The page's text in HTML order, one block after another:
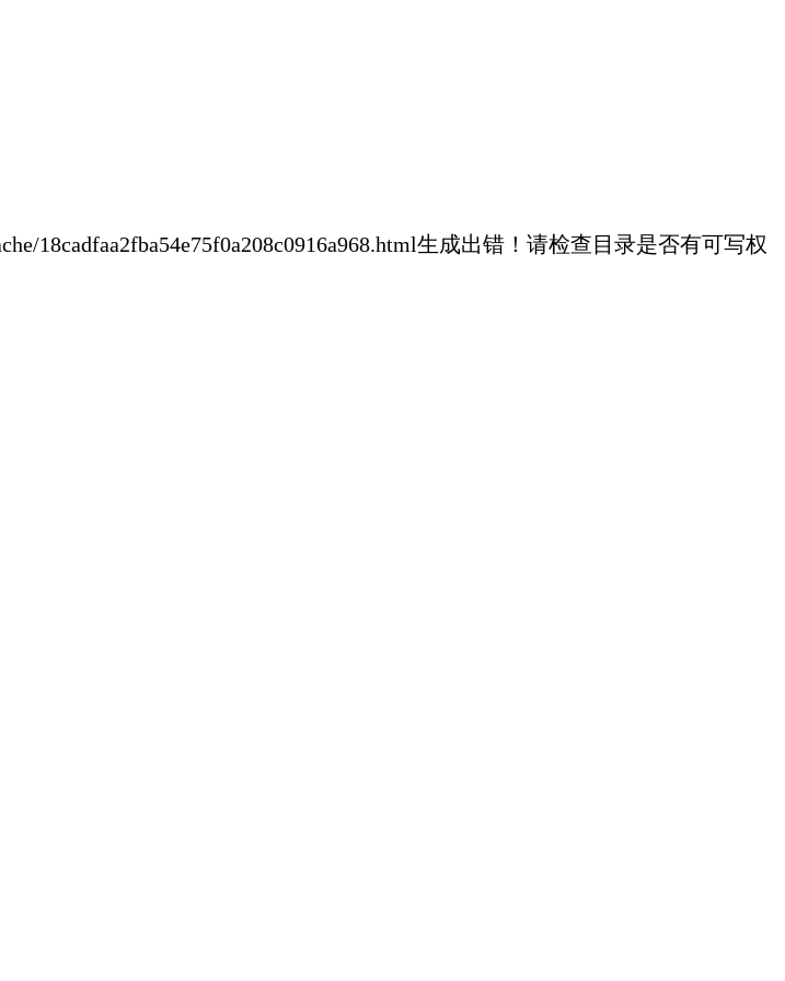
18cadfaa2fba54e75f0a208c0916a968.html生成出错！请检查目录是否有可写权